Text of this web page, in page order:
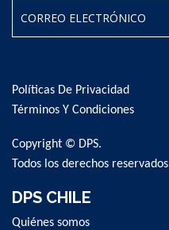
Our
Newsletter:
Políticas De Privacidad
Términos Y Condiciones
Copyright © DPS.
Todos los derechos reservados
DPS CHILE
Quiénes somos